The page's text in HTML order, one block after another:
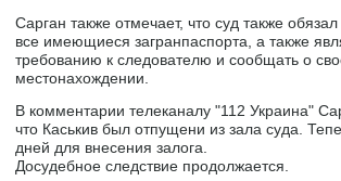
Сарган также отмечает, что суд также
все имеющиеся загранпаспорта, а также
требованию к следователю и сообщать о
местонахождении.
В комментарии телеканалу "112 Украина"
что Каськив был отпущени из зала суда.
дней для внесения залога.
Досудебное следствие продолжается.